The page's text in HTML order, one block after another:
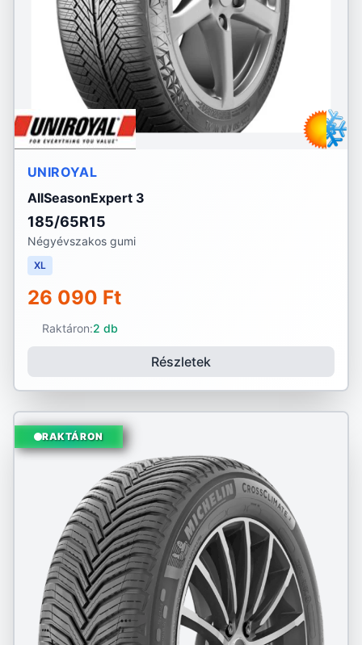
UNIROYAL
AllSeasonExpert 3
185/65R15
Négyévszakos gumi
XL
26 090 Ft
Raktáron:2 db
Részletek
RAKTÁRON